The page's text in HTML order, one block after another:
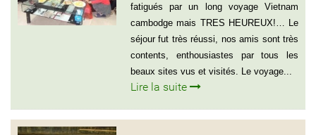
fatigués par un long voyage Vietnam
cambodge mais TRES HEUREUX!… Le
séjour fut très réussi, nos amis sont très
contents, enthousiastes par tous les
beaux sites vus et visités. Le voyage...
Lire la suite